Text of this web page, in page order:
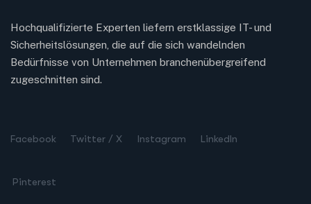
Hochqualifizierte Experten liefern erstklassige IT- und
Sicherheitslösungen, die auf die sich wandelnden
Bedürfnisse von Unternehmen branchenübergreifend
zugeschnitten sind.
Facebook Twitter / X Instagram LinkedIn
Pinterest
Chinese